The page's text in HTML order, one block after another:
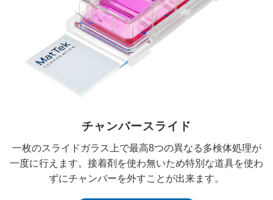
チャンバースライド
一枚のスライドガラス上で最高8つの異なる多検体処理が
一度に行えます。接着剤を使わ無いため特別な道具を使わ
ずにチャンバーを外すことが出来ます。